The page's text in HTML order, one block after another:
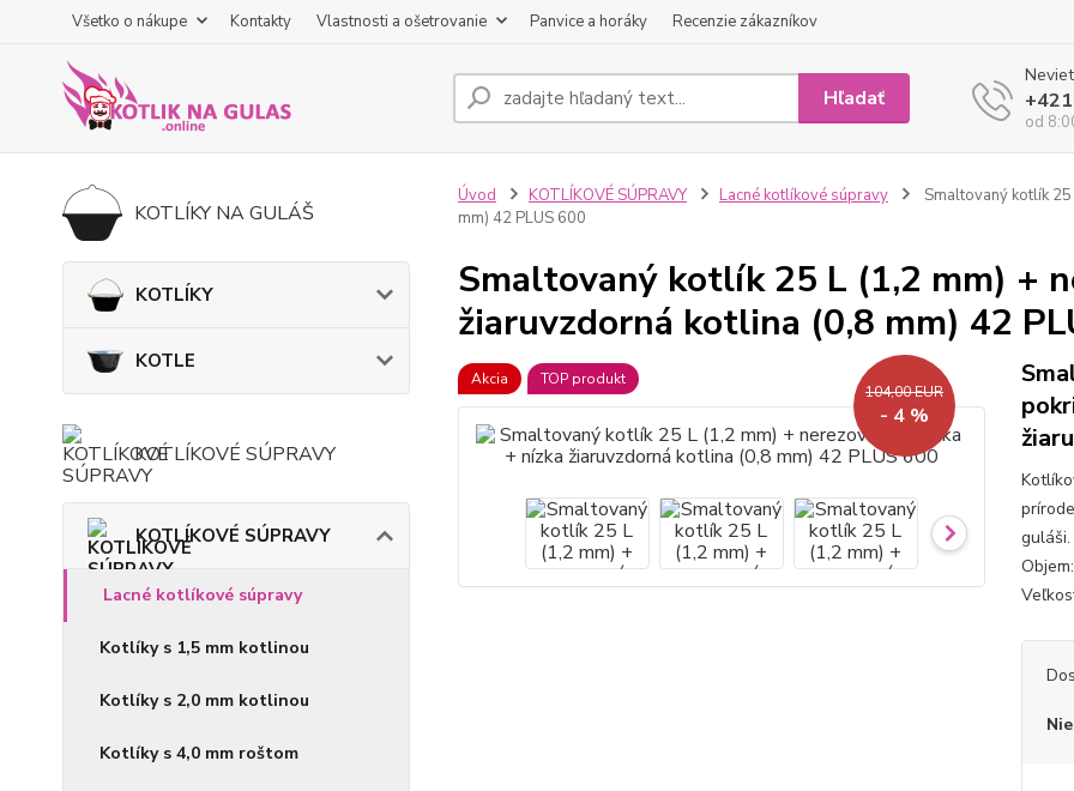
Všetko o nákupe Kontakty Vlastnosti a ošetrovanie Panvice a horáky Recenzie zákazníkov
Hľadať
od
KOTLÍKY NA GULÁŠ
KOTLÍKY
KOTLE
KOTLÍKOVÉ SÚPRAVY
KOTLÍKOVÉ SÚPRAVY
Lacné kotlíkové súpravy
Kotlíky s 1,5 mm kotlinou
Kotlíky s 2,0 mm kotlinou
Kotlíky s 4,0 mm roštom
Úvod KOTLÍKOVÉ SÚPRAVY Lacné kotlíkové súpravy
Smaltovaný kotlík
mm) 42 PLUS 600
Smaltovaný kotlík 25 L (1,2 mm) +
žiaruvzdorná kotlina (0,8 mm) 42
Akcia TOP produkt
104,00 EUR
- 4 %